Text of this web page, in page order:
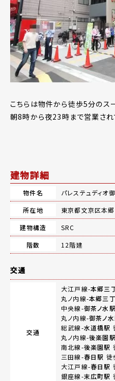
こちらは物件から徒歩5分のスー
朝8時から夜23時まで営業され
建物詳細
物件名
パレステュディオ
所在地
東京都文京区本
建物構造
SRC
階数
12階建
交通
交通
大江戸線-本郷三
丸ノ内線-本郷三
中央線-御茶ノ水駅
丸ノ内線-御茶ノ
総武線-水道橋駅
丸ノ内線-後楽園駅
南北線-後楽園駅
三田線-春日駅 徒
大江戸線-春日駅
銀座線-末広町駅